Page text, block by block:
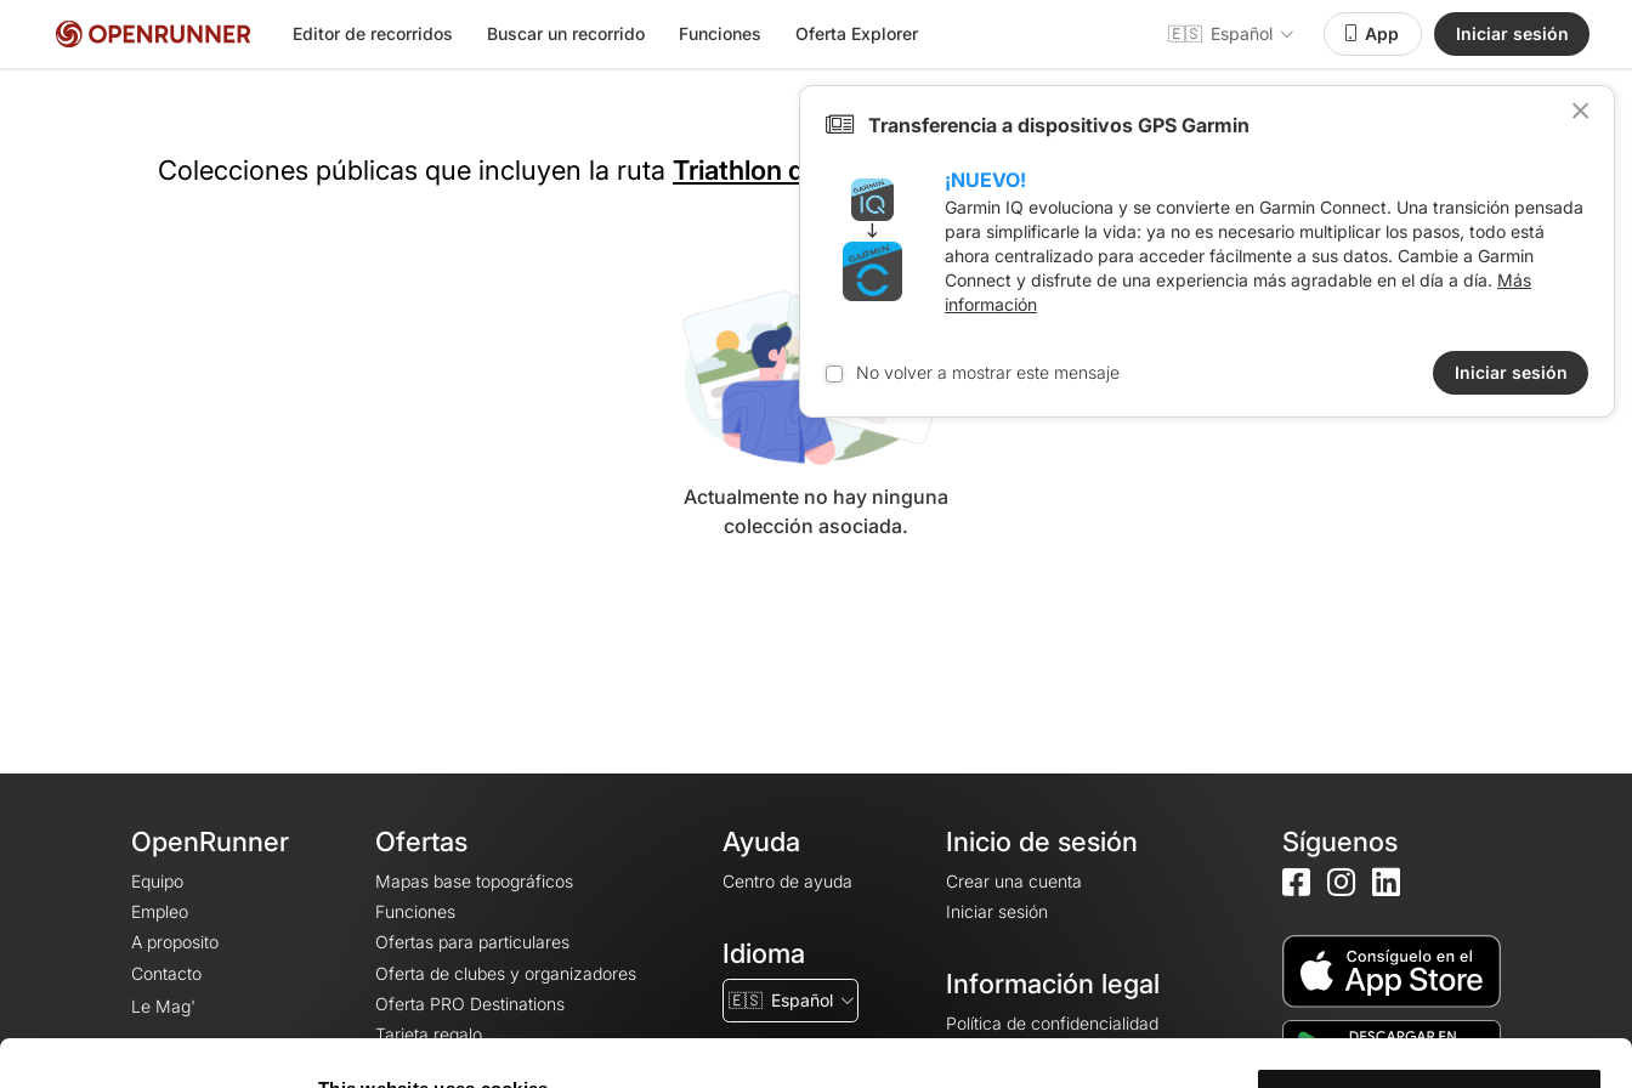
Editor de recorridos Buscar un recorrido Funciones Oferta Explorer 🇪🇸 Español App Iniciar sesión
Colecciones públicas que incluyen la ruta Triathlon de Namur - Sprint 19 km
Actualmente no hay ninguna
colección asociada.
OpenRunner
Equipo
Empleo
A proposito
Contacto
Le Mag'
Ofertas
Mapas base topográficos
Funciones
Ofertas para particulares
Oferta de clubes y organizadores
Oferta PRO Destinations
Tarjeta regalo
Ayuda
Centro de ayuda
Idioma
🇪🇸 Español
Inicio de sesión
Crear una cuenta
Iniciar sesión
Información legal
Política de confidencialidad
Síguenos
Transferencia a dispositivos GPS Garmin
¡NUEVO!
Garmin IQ evoluciona y se convierte en Garmin Connect. Una transición pensada
para simplificarle la vida: ya no es necesario multiplicar los pasos, todo está
ahora centralizado para acceder fácilmente a sus datos. Cambie a Garmin
Connect y disfrute de una experiencia más agradable en el día a día. Más
información
No volver a mostrar este mensaje Iniciar sesión